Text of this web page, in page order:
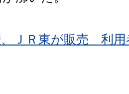
、ＪＲ東が販売 利